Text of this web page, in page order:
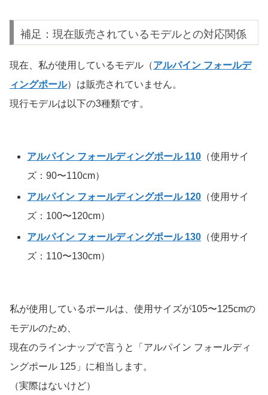
補足：現在販売されているモデルとの対応関係
現在、私が使用しているモデル（アルパイン フォールデ
ィングポール）は販売されていません。
現行モデルは以下の3種類です。
アルパイン フォールディングポール 110 （使用サイ
ズ：90〜110cm）
アルパイン フォールディングポール 120 （使用サイ
ズ：100〜120cm）
アルパイン フォールディングポール 130 （使用サイ
ズ：110〜130cm）
私が使用しているポールは、使用サイズが105〜125cmの
モデルのため、
現在のラインナップで言うと「アルパイン フォールディ
ングポール 125」に相当します。
（実際はないけど）